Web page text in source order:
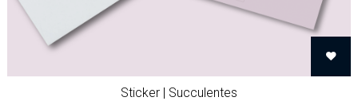
Sticker | Succulentes